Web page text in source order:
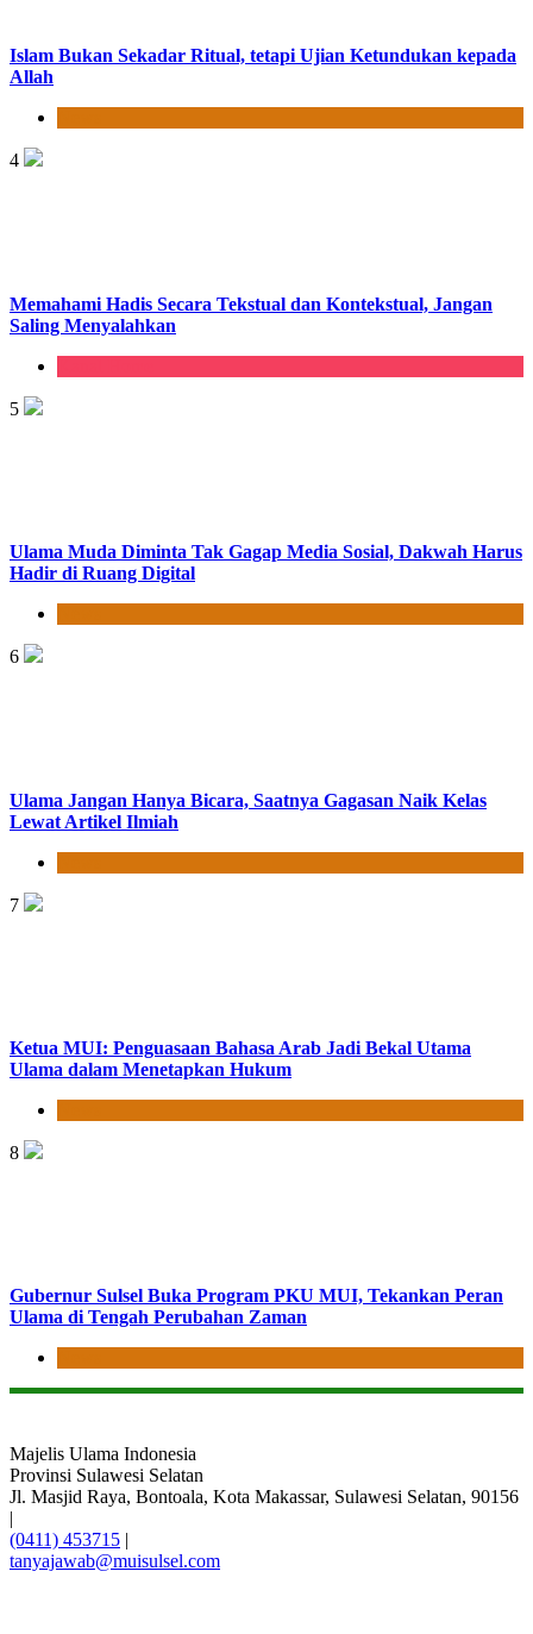
Islam Bukan Sekadar Ritual, tetapi Ujian Ketundukan kepada
Allah
4
Memahami Hadis Secara Tekstual dan Kontekstual, Jangan
Saling Menyalahkan
5
Ulama Muda Diminta Tak Gagap Media Sosial, Dakwah Harus
Hadir di Ruang Digital
6
Ulama Jangan Hanya Bicara, Saatnya Gagasan Naik Kelas
Lewat Artikel Ilmiah
7
Ketua MUI: Penguasaan Bahasa Arab Jadi Bekal Utama
Ulama dalam Menetapkan Hukum
8
Gubernur Sulsel Buka Program PKU MUI, Tekankan Peran
Ulama di Tengah Perubahan Zaman
Majelis Ulama Indonesia
Provinsi Sulawesi Selatan
Jl. Masjid Raya, Bontoala, Kota Makassar, Sulawesi Selatan, 90156
|
(0411) 453715 |
tanyajawab@muisulsel.com